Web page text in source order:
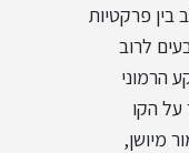
בין פרקטיות
לרוב
הרמוני
הקו
מיושן,